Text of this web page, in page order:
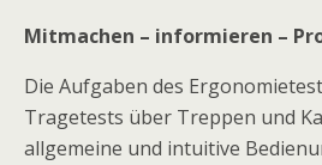
Mitmachen – informieren –
Die Aufgaben des
Tragetests über Treppen und
allgemeine und intuitive